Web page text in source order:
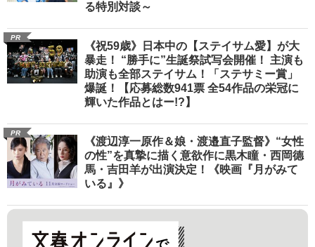
る特別対談～
PR
《祝59歳》日本中の【ステイサム愛】が大
暴走！ “勝手に”生誕祭試写会開催！ 主演も
助演も全部ステイサム！「ステサミー賞」
爆誕！【応募総数941票 全54作品の栄冠に
輝いた作品とはー!?】
PR
《渡辺淳一原作＆娘・渡邉直子監督》“女性
の性”を真摯に描く意欲作に黒木瞳・西岡德
馬・吉田羊が出演決定！《映画『月がみて
いる』》